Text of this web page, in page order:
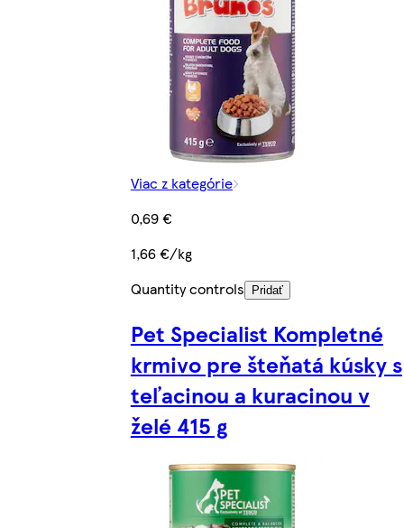
Viac z kategórie
0,69 €
1,66 €/kg
Quantity controls
Pridať
Pet Specialist Kompletné
krmivo pre šteňatá kúsky s
teľacinou a kuracinou v
želé 415 g